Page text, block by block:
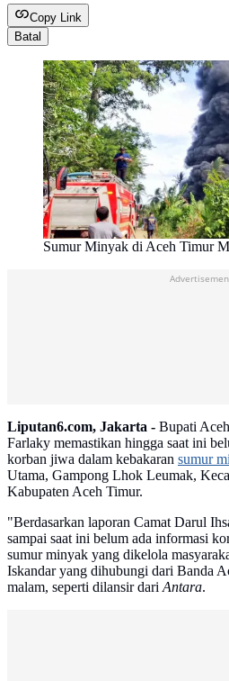
Copy Link
Batal
Sumur Minyak di Aceh Timur
Liputan6.com, Jakarta - Bupati
Farlaky memastikan hingga saat ini
korban jiwa dalam kebakaran sumur
Utama, Gampong Lhok Leumak,
Kabupaten Aceh Timur.
"Berdasarkan laporan Camat Darul
sampai saat ini belum ada informasi
sumur minyak yang dikelola
Iskandar yang dihubungi dari Banda
malam, seperti dilansir dariAntara.